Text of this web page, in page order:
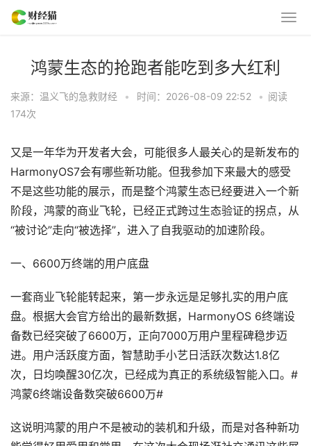
鸿蒙生态的抢跑者能吃到多大红利
来源：温义飞的急救财经 • 时间：2026-08-09 22:52 • 阅读
174次
又是一年华为开发者大会，可能很多人最关心的是新发布的
HarmonyOS7会有哪些新功能。但我参加下来最大的感受
不是这些功能的展示，而是整个鸿蒙生态已经要进入一个新
阶段，鸿蒙的商业飞轮，已经正式跨过生态验证的拐点，从
“被讨论”走向“被选择”，进入了自我驱动的加速阶段。
一、6600万终端的用户底盘
一套商业飞轮能转起来，第一步永远是足够扎实的用户底
盘。根据大会官方给出的最新数据，HarmonyOS 6终端设
备数已经突破了6600万，正向7000万用户里程碑稳步迈
进。用户活跃度方面，智慧助手小艺日活跃次数达1.8亿
次，日均唤醒30亿次，已经成为真正的系统级智能入口。#
鸿蒙6终端设备数突破6600万#
这说明鸿蒙的用户不是被动的装机和升级，而是对各种新功